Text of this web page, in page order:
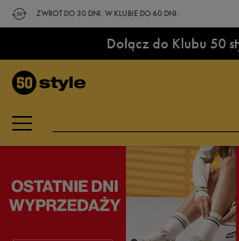
ZWROT DO 30 DNI. W KLUBIE DO 60 DNI.
Dołącz do Klubu 50